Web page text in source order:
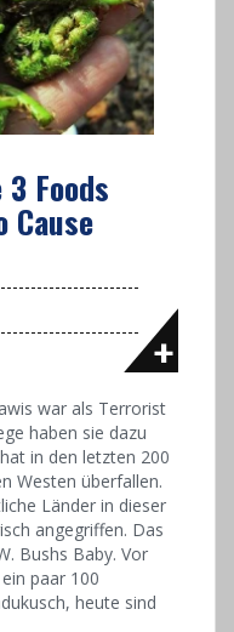
Foods
Cause
war als Terrorist
haben sie dazu
in den letzten 200
Westen überfallen.
Länder in dieser
angegriffen. Das
Bushs Baby. Vor
paar 100
heute sind